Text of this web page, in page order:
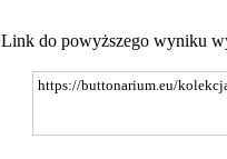
Link do powyższego wyniku